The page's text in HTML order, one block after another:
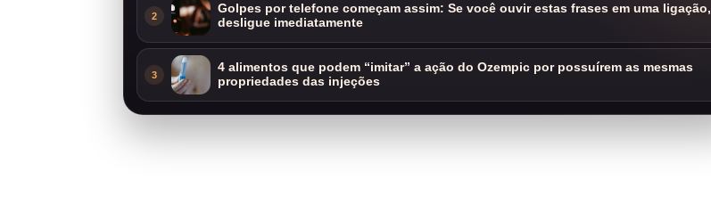
2
Golpes por telefone começam assim: Se você ouvir estas frases em uma ligação,
desligue imediatamente
3
4 alimentos que podem “imitar” a ação do Ozempic por possuírem as mesmas
propriedades das injeções